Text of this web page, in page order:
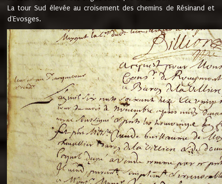
La tour Sud élevée au croisement des chemins de Résinand et
d'Evosges.